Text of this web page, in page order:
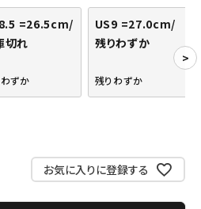
=26.5cm/
切れ
ずか
US9 =27.0cm/
残りわずか
残りわずか
お気に入りに登録する